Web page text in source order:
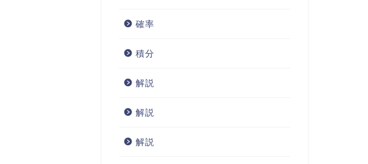
確率
積分
解説
解説
解説